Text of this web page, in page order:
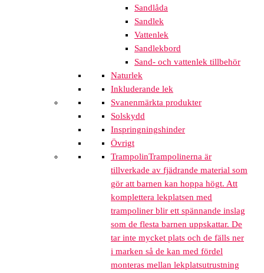
Sandlåda
Sandlek
Vattenlek
Sandlekbord
Sand- och vattenlek tillbehör
Naturlek
Inkluderande lek
Svanenmärkta produkter
Solskydd
Inspringningshinder
Övrigt
TrampolinTrampolinerna är
tillverkade av fjädrande material som
gör att barnen kan hoppa högt. Att
komplettera lekplatsen med
trampoliner blir ett spännande inslag
som de flesta barnen uppskattar. De
tar inte mycket plats och de fälls ner
i marken så de kan med fördel
monteras mellan lekplatsutrustning